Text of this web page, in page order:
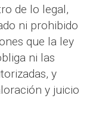
de lo legal,
ni prohibido
que la ley
ni las
y
y juicio